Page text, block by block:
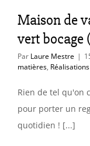
Maison de
vert bocage
Par Laure Mestre |
matières, Réalisations
Rien de tel qu'on
pour porter un
quotidien ! [...]